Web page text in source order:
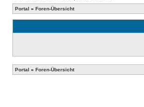
Portal » Foren-Übersicht
Portal » Foren-Übersicht